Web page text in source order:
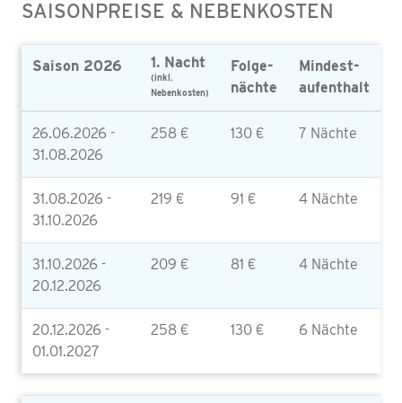
SAISONPREISE & NEBENKOSTEN
Saison 2026 1. Nacht
(inkl.
Nebenkosten)
Folge-
nächte
Mindest-
aufenthalt
26.06.2026 -
31.08.2026
258 € 130 € 7 Nächte
31.08.2026 -
31.10.2026
219 € 91 € 4 Nächte
31.10.2026 -
20.12.2026
209 € 81 € 4 Nächte
20.12.2026 -
01.01.2027
258 € 130 € 6 Nächte